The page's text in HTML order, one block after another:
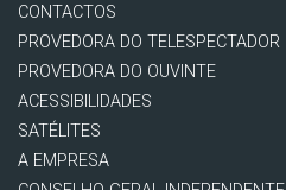
CONTACTOS
PROVEDORA DO TELESPECTADOR
PROVEDORA DO OUVINTE
ACESSIBILIDADES
SATÉLITES
A EMPRESA